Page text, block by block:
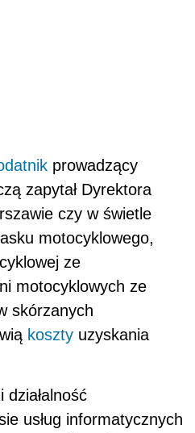
prowadzący
zapytał Dyrektora
czy w świetle
motocyklowego,
ze
motocyklowych ze
skórzanych
koszty uzyskania
usług informatycznych